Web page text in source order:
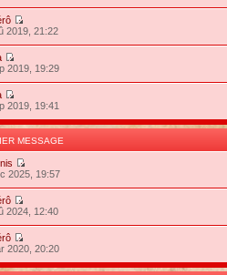
2019, 21:22
2019, 19:29
2019, 19:41
MESSAGE
2025, 19:57
2024, 12:40
2020, 20:20